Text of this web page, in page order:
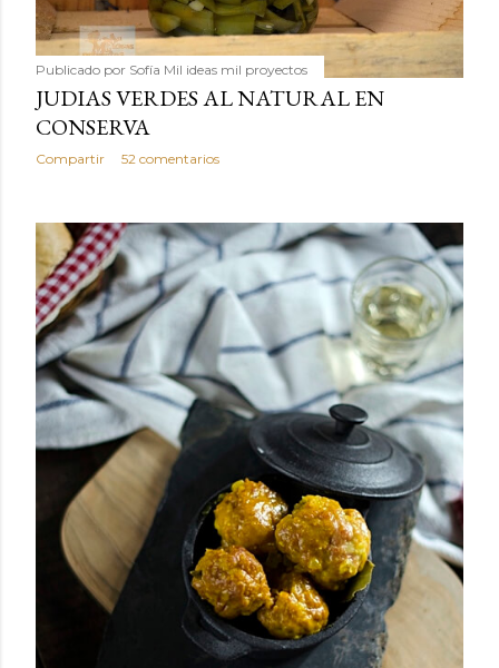
Publicado por Sofía Mil ideas mil proyectos
JUDIAS VERDES AL NATURAL EN
CONSERVA
Compartir 52 comentarios